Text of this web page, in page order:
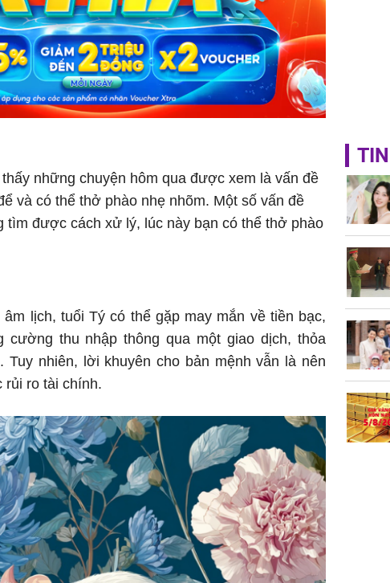
những chuyện hôm qua được xem là vấn đề
và có thể thở phào nhẹ nhõm. Một số vấn đề
tìm được cách xử lý, lúc này bạn có thể thở phào
lịch, tuổi Tý có thể gặp may mắn về tiền bạc,
cường thu nhập thông qua một giao dịch, thỏa
Tuy nhiên, lời khuyên cho bản mệnh vẫn là nên
rủi ro tài chính.